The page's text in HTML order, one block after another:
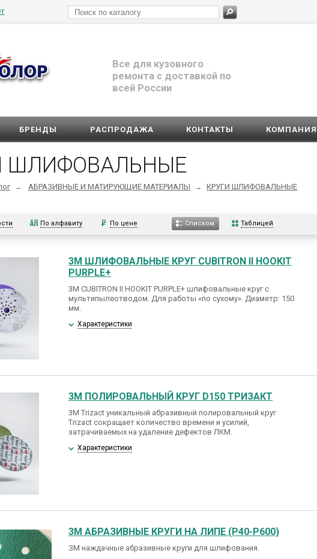
Все для кузовного
ремонта с доставкой по
всей России
БРЕНДЫ РАСПРОДАЖА КОНТАКТЫ КОМПАНИЯ
ШЛИФОВАЛЬНЫЕ
→ АБРАЗИВНЫЕ И МАТИРУЮЩИЕ МАТЕРИАЛЫ → КРУГИ ШЛИФОВАЛЬНЫЕ
По алфавиту По цене Списком Таблицей
3M ШЛИФОВАЛЬНЫЕ КРУГ CUBITRON II HOOKIT
PURPLE+
3M CUBITRON II HOOKIT PURPLE+ шлифовальные круг с
мультипылеотводом. Для работы «по сухому». Диаметр: 150
мм.
Характеристики
3M ПОЛИРОВАЛЬНЫЙ КРУГ D150 ТРИЗАКТ
3M Trizact уникальный абразивный полировальный круг
Trizact сокращает количество времени и усилий,
затрачиваемых на удаление дефектов ЛКМ.
Характеристики
3M АБРАЗИВНЫЕ КРУГИ НА ЛИПЕ (P40-P600)
ЗМ наждачные абразивные круги для шлифования.